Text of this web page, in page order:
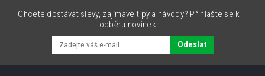
Chcete dostávat slevy, zajímavé tipy a návody? Přihlašte se k
odběru novinek.
Odeslat